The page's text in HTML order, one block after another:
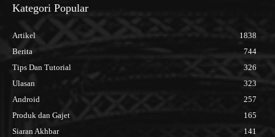
Kategori Popular
Artikel
1838
Berita
744
Tips Dan Tutorial
326
Ulasan
323
Android
257
Produk dan Gajet
165
Siaran Akhbar
141